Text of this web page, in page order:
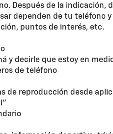
Después de la indicación,
dependen de tu teléfono
puntos de interés, etc.
y decirle que estoy en
de teléfono
de reproducción desde